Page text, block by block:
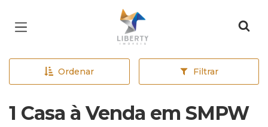
Página inicial
Ordenar Filtrar
1 Casa à Venda em SMPW